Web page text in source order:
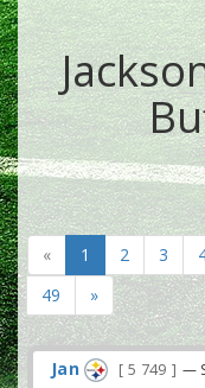
« 1 2 3
49
»
Jan 5 749 —